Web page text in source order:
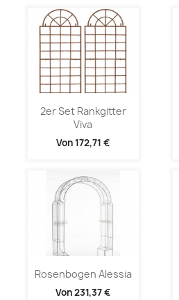
2er Set Rankgitter
Viva
Von172,71 €
Rosenbogen Alessia
Von231,37 €